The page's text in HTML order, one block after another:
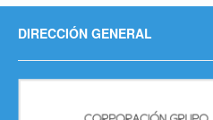
DIRECCIÓN GENERAL